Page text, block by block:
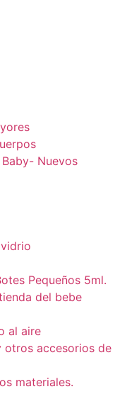
Nuevos
Pequeños 5ml.
del bebe
al aire
otros accesorios de
materiales.